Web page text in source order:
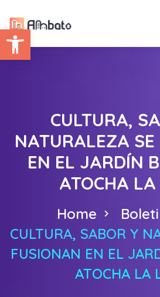
Abrir barra de
CULTURA,
NATURALEZA
EN EL JARDÍN
ATOCHA
Home
CULTURA, SABOR Y
FUSIONAN EN EL
ATOCHA LA